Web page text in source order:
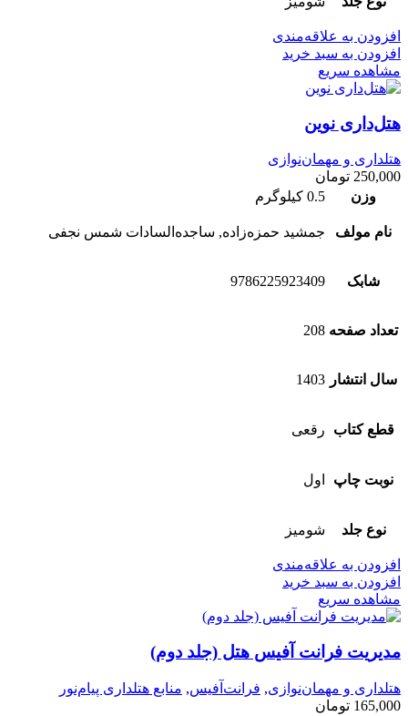
افزودن به علاقه‌مندی
افزودن به سبد خرید
مشاهده سریع
هتل‌داری نوین
هتلداری و مهمان‌نوازی
250,000 تومان
وزن
0.5 کیلوگرم
نام مولف جمشید حمزه‌زاده, ساجده‌السادات شمس نجفی
شابک 9786225923409
تعداد صفحه 208
سال انتشار 1403
قطع کتاب رقعی
نوبت چاپ اول
نوع جلد شومیز
افزودن به علاقه‌مندی
افزودن به سبد خرید
مشاهده سریع
مدیریت فرانت آفیس هتل (جلد دوم)
هتلداری و مهمان‌نوازی, فرانت‌آفیس, منابع هتلداری پیام‌نور
165,000 تومان